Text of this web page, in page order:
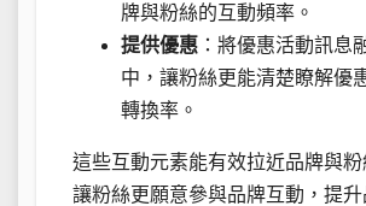
牌與粉絲的互動頻率。
提供優惠 ：將優惠活動訊息
中，讓粉絲更能清楚瞭解優
轉換率。
這些互動元素能有效拉近品牌與粉
讓粉絲更願意參與品牌互動，提